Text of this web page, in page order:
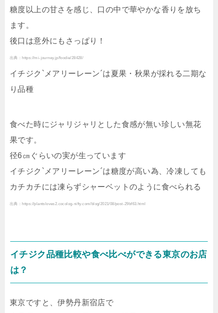
糖度以上の甘さを感じ、口の中で華やかな香りを放ち
ます。
後口は意外にもさっぱり！
出典：https://mi-journey.jp/foodie/28428/
イチジク`メアリーレーン´は夏果・秋果が採れる二期な
り品種
食べた時にジャリジャリとした食感が無い珍しい無花
果です。
径6㎝ぐらいの実が生っています
イチジク`メアリーレーン´は糖度が高い為、冷凍しても
カチカチには凍らずシャーベットのように食べられる
出典：https://plantsloves2.cocolog-nifty.com/blog/2021/08/post-29bf63.html
イチジク品種比較や食べ比べができる東京のお店
は？
東京ですと、伊勢丹新宿店で